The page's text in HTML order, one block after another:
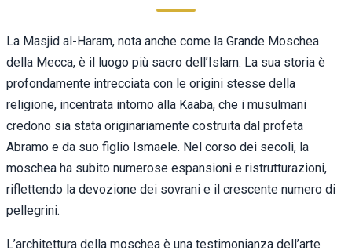
La Masjid al-Haram, nota anche come la Grande Moschea
della Mecca, è il luogo più sacro dell’Islam. La sua storia è
profondamente intrecciata con le origini stesse della
religione, incentrata intorno alla Kaaba, che i musulmani
credono sia stata originariamente costruita dal profeta
Abramo e da suo figlio Ismaele. Nel corso dei secoli, la
moschea ha subito numerose espansioni e ristrutturazioni,
riflettendo la devozione dei sovrani e il crescente numero di
pellegrini.
L’architettura della moschea è una testimonianza dell’arte